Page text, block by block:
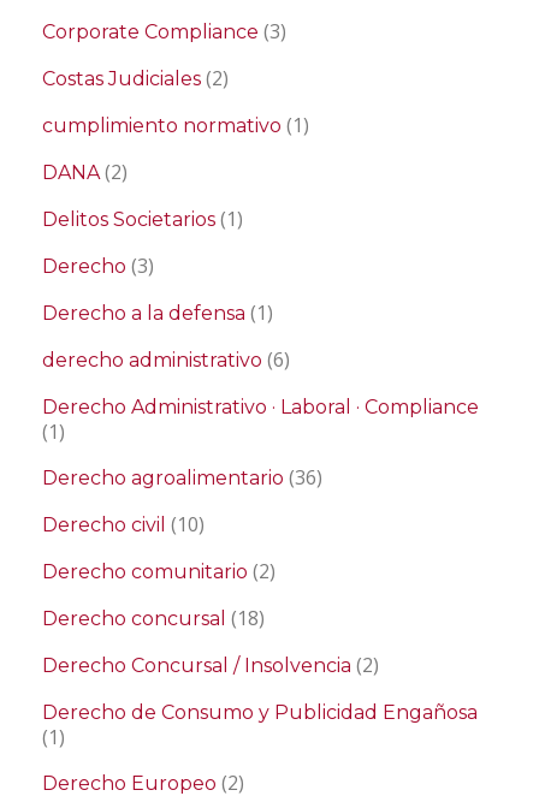
Corporate Compliance (3)
Costas Judiciales (2)
cumplimiento normativo (1)
DANA(2)
Delitos Societarios (1)
Derecho (3)
Derecho a la defensa (1)
derecho administrativo (6)
Derecho Administrativo · Laboral · Compliance
(1)
Derecho agroalimentario (36)
Derecho civil (10)
Derecho comunitario (2)
Derecho concursal (18)
Derecho Concursal / Insolvencia (2)
Derecho de Consumo y Publicidad Engañosa
(1)
Derecho Europeo (2)